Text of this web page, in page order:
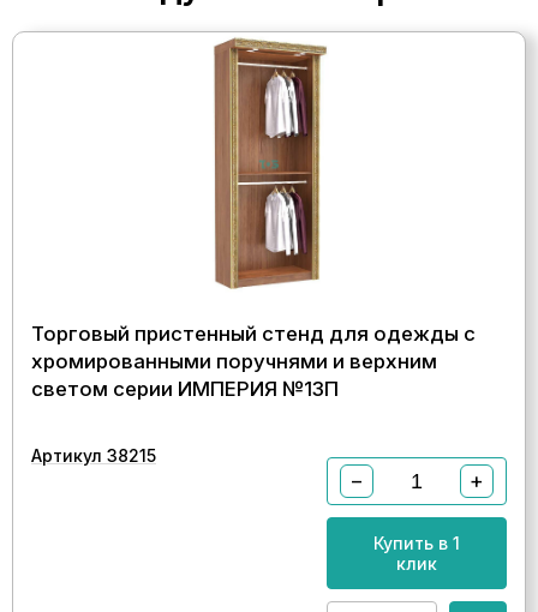
Торговый пристенный стенд для одежды с
хромированными поручнями и верхним
светом серии ИМПЕРИЯ №13П
Артикул 38215
− +
Купить в 1
клик